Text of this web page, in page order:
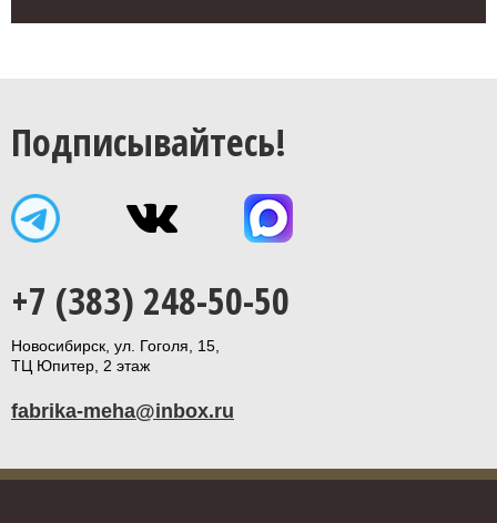
Подписывайтесь!
+7 (383) 248-50-50
Новосибирск, ул. Гоголя, 15,
ТЦ Юпитер, 2 этаж
fabrika-meha@inbox.ru